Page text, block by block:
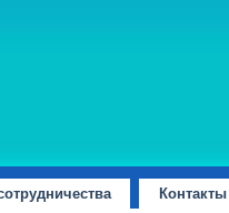
Контакты